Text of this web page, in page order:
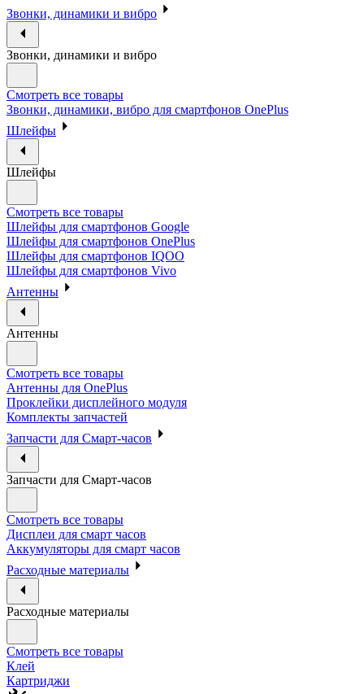
Звонки, динамики и вибро
Звонки, динамики и вибро
Смотреть все товары
Звонки, динамики, вибро для смартфонов OnePlus
Шлейфы
Шлейфы
Смотреть все товары
Шлейфы для смартфонов Google
Шлейфы для смартфонов OnePlus
Шлейфы для смартфонов IQOO
Шлейфы для смартфонов Vivo
Антенны
Антенны
Смотреть все товары
Антенны для OnePlus
Проклейки дисплейного модуля
Комплекты запчастей
Запчасти для Смарт-часов
Запчасти для Смарт-часов
Смотреть все товары
Дисплеи для смарт часов
Аккумуляторы для смарт часов
Расходные материалы
Расходные материалы
Смотреть все товары
Клей
Картриджи